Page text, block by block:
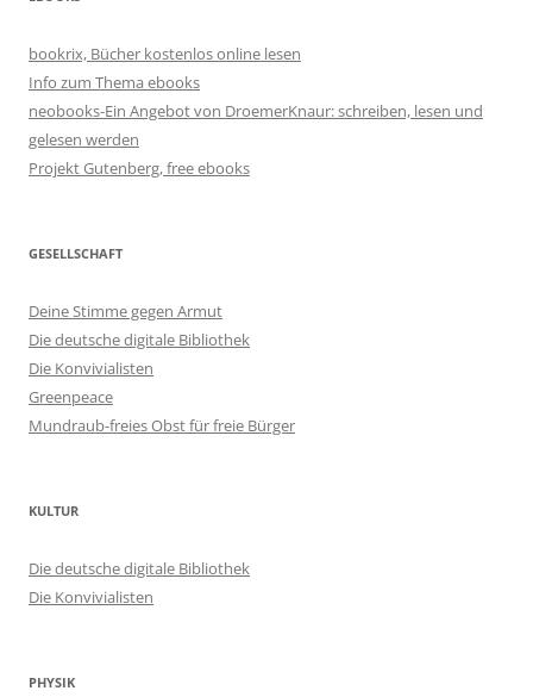
bookrix, Bücher kostenlos online lesen
Info zum Thema ebooks
neobooks-Ein Angebot von DroemerKnaur: schreiben, lesen und
gelesen werden
Projekt Gutenberg, free ebooks
GESELLSCHAFT
Deine Stimme gegen Armut
Die deutsche digitale Bibliothek
Die Konvivialisten
Greenpeace
Mundraub-freies Obst für freie Bürger
KULTUR
Die deutsche digitale Bibliothek
Die Konvivialisten
PHYSIK